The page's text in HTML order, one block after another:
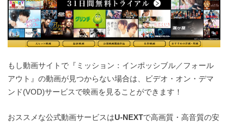
もし動画サイトで『ミッション：インポッシブル／フォール
アウト』の動画が見つからない場合は、ビデオ・オン・デマ
ンド(VOD)サービスで映画を見ることができます！
おススメな公式動画サービスはU-NEXTで高画質・高音質の安